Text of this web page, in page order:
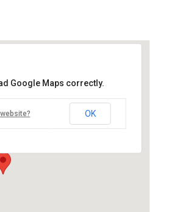
Google Maps correctly.
OK